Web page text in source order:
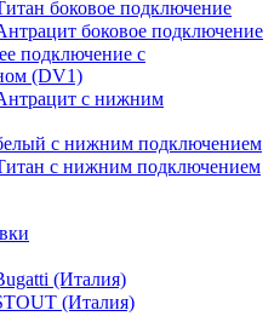
боковое подключение
боковое подключение
подключение с
(DV1)
с нижним
с нижним подключением
с нижним подключением
(Италия)
(Италия)